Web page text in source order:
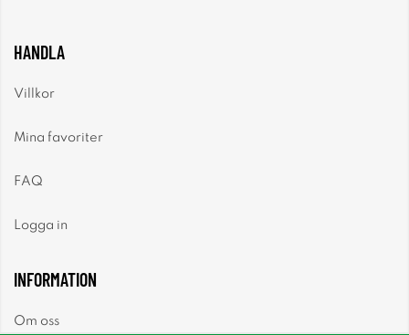
HANDLA
Villkor
Mina favoriter
FAQ
Logga in
INFORMATION
Om oss